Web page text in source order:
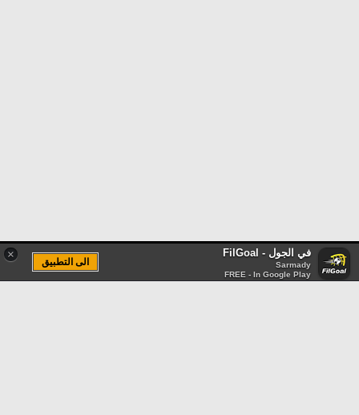
× في الجول - FilGoal
Sarmady
FREE - In Google Play
الى التطبيق